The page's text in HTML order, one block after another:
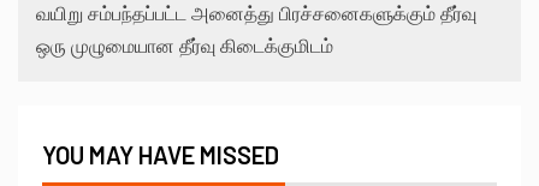
வயிறு சம்பந்தப்பட்ட அனைத்து பிரச்சனைகளுக்கும் தீர்வு
ஒரு முழுமையான தீர்வு கிடைக்குமிடம்
YOU MAY HAVE MISSED